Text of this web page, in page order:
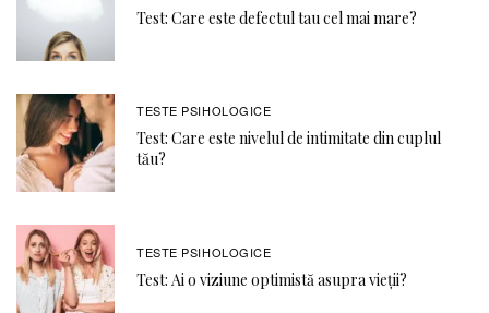
Test: Care este defectul tau cel mai mare?
TESTE PSIHOLOGICE
Test: Care este nivelul de intimitate din cuplul
tău?
TESTE PSIHOLOGICE
Test: Ai o viziune optimistă asupra vieții?